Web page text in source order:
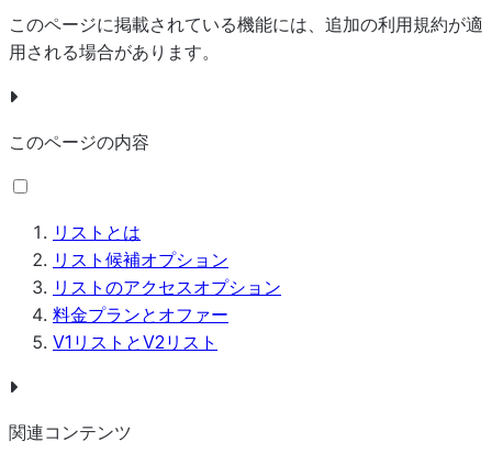
このページに掲載されている機能には、追加の利用規約が適
用される場合があります。
このページの内容
リストとは
リスト候補オプション
リストのアクセスオプション
料金プランとオファー
V1リストとV2リスト
関連コンテンツ